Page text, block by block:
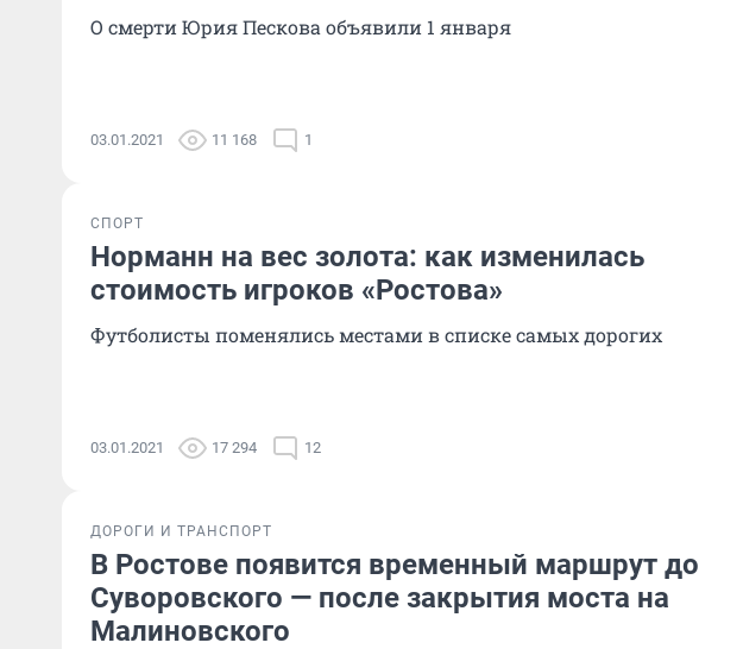
О смерти Юрия Пескова объявили 1 января
03.01.2021 11 168 1
СПОРТ
Норманн на вес золота: как изменилась
стоимость игроков «Ростова»
Футболисты поменялись местами в списке самых дорогих
03.01.2021 17 294 12
ДОРОГИ И ТРАНСПОРТ
В Ростове появится временный маршрут до
Суворовского — после закрытия моста на
Малиновского